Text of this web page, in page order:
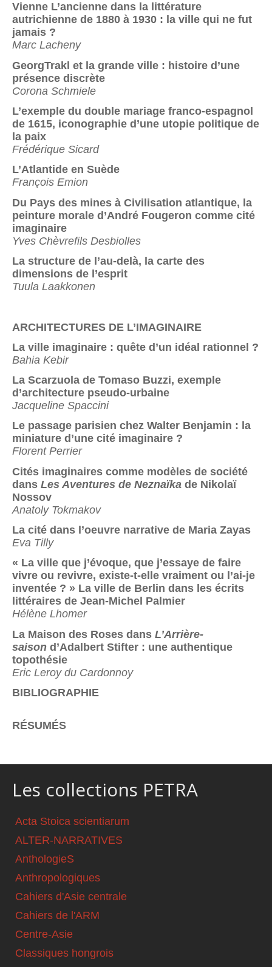
Vienne L’ancienne dans la littérature
autrichienne de 1880 à 1930 : la ville qui ne fut
jamais ?
Marc Lacheny
GeorgTrakl et la grande ville : histoire d’une
présence discrète
Corona Schmiele
L’exemple du double mariage franco-espagnol
de 1615, iconographie d’une utopie politique de
la paix
Frédérique Sicard
L’Atlantide en Suède
François Emion
Du Pays des mines à Civilisation atlantique, la
peinture morale d’André Fougeron comme cité
imaginaire
Yves Chèvrefils Desbiolles
La structure de l’au-delà, la carte des
dimensions de l’esprit
Tuula Laakkonen
ARCHITECTURES DE L’IMAGINAIRE
La ville imaginaire : quête d’un idéal rationnel ?
Bahia Kebir
La Scarzuola de Tomaso Buzzi, exemple
d’architecture pseudo-urbaine
Jacqueline Spaccini
Le passage parisien chez Walter Benjamin : la
miniature d’une cité imaginaire ?
Florent Perrier
Cités imaginaires comme modèles de société
dans Les Aventures de Neznaïka de Nikolaï
Nossov
Anatoly Tokmakov
La cité dans l’oeuvre narrative de Maria Zayas
Eva Tilly
« La ville que j’évoque, que j’essaye de faire
vivre ou revivre, existe-t-elle vraiment ou l’ai-je
inventée ? » La ville de Berlin dans les écrits
littéraires de Jean-Michel Palmier
Hélène Lhomer
La Maison des Roses dans L’Arrière-
saison d’Adalbert Stifter : une authentique
topothésie
Eric Leroy du Cardonnoy
BIBLIOGRAPHIE
RÉSUMÉS
Les collections PETRA
Acta Stoica scientiarum
ALTER-NARRATIVES
AnthologieS
Anthropologiques
Cahiers d'Asie centrale
Cahiers de l'ARM
Centre-Asie
Classiques hongrois